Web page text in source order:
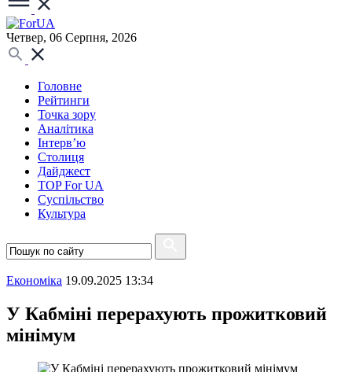
Четвер, 06 Серпня, 2026
Головне
Рейтинги
Точка зору
Аналітика
Інтерв’ю
Столиця
Дайджест
TOP For UA
Суспiльство
Культура
Економіка 19.09.2025 13:34
У Кабміні перерахують прожитковий
мінімум